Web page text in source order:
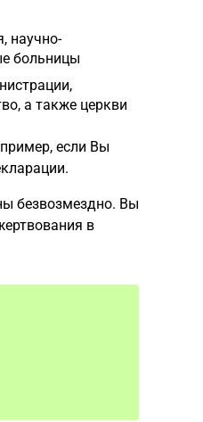
научно-
больницы
а также церкви
если Вы
безвозмездно. Вы
в